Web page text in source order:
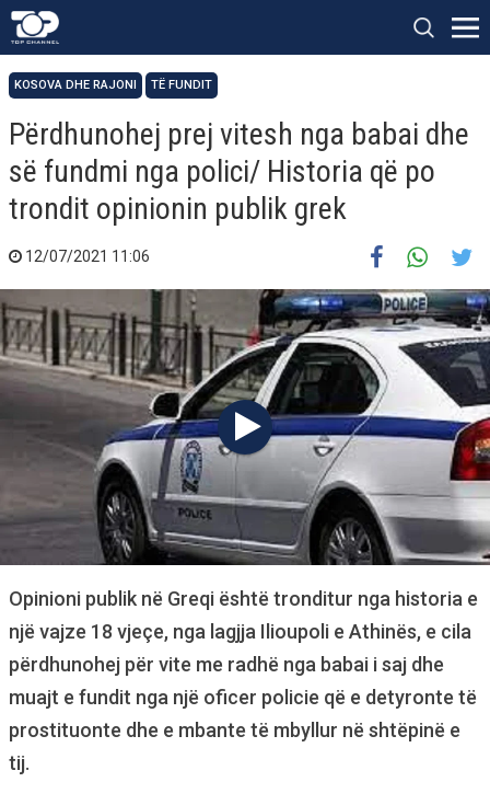
KOSOVA DHE RAJONI TË FUNDIT
Përdhunohej prej vitesh nga babai dhe
së fundmi nga polici/ Historia që po
trondit opinionin publik grek
12/07/2021 11:06
Opinioni publik në Greqi është tronditur nga historia e
një vajze 18 vjeçe, nga lagjja Ilioupoli e Athinës, e cila
përdhunohej për vite me radhë nga babai i saj dhe
muajt e fundit nga një oficer policie që e detyronte të
prostituonte dhe e mbante të mbyllur në shtëpinë e
tij.